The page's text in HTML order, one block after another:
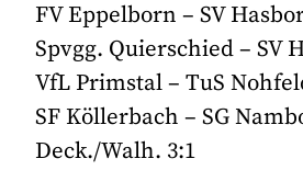
FV Eppelborn – SV
Spvgg. Quierschied – SV
VfL Primstal – TuS
SF Köllerbach – SG
Deck./Walh. 3:1